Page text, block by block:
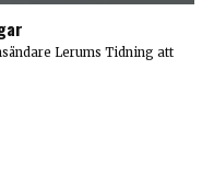
Lerums Tidning att